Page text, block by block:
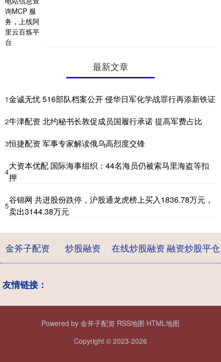
最新文章
1金诚无忧 516部队档案公开 侵华日军化学战罪行再添新铁证
2牛津配资 北约秘书长敦促成员国履行承诺 提高军费占比
3恒捷配资 军事专家解读俄乌高烈度交锋
4
大资本优配 国际海事组织：44名海员仍被索马里海盗等扣
押
5
谷锦网 共进股份跌停，沪股通龙虎榜上买入1836.78万元，
卖出3144.38万元
金斧子配资 炒股融资 在线炒股融资融资炒股平仓
友情链接：
Powered by 金斧子配资 RSS地图 HTML地图
Copyright © 2023-2026